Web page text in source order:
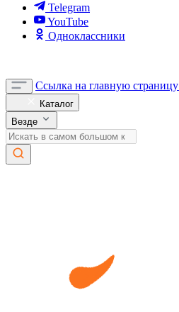
Telegram
YouTube
Одноклассники
Ссылка на главную страницу
Каталог
Везде